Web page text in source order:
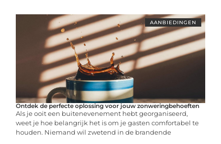
AANBIEDINGEN
Ontdek de perfecte oplossing voor jouw zonweringbehoeften
Als je ooit een buitenevenement hebt georganiseerd,
weet je hoe belangrijk het is om je gasten comfortabel te
houden. Niemand wil zwetend in de brandende